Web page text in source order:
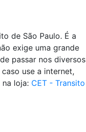
de São Paulo. É a
exige uma grande
passar nos diversos
use a internet,
loja: CET - Transito